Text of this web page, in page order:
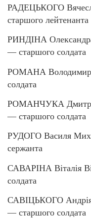
РАДЕЦЬКОГО
старшого лейтенанта
РИНДІНА
— старшого солдата
РОМАНА
солдата
РОМАНЧУКА Дмитра
— старшого солдата
РУДОГО Василя
сержанта
САВАРІНА Віталія
солдата
САВІЦЬКОГО Андрія
— старшого солдата